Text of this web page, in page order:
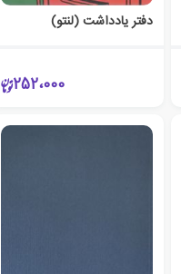
دفتر یادداشت (لنتو)
252،000